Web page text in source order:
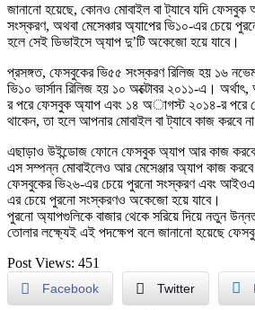
জানানো হয়েছে, কোনও মোবাইল বা ট্যাবে যদি
সংস্করণ, অথবা মেসেঞ্চার অ্যাপের ভি১০-এর চেয়ে
হলে সেই ডিভাইসে অ্যাপ দু’টি অকেজো হয়ে যাবে।
প্রসঙ্গত, ফেসবুকের ভি৫৫ সংস্করণ রিলিজ হয় ১৬
ভি১০ ভার্সান রিলিজ হয় ১০ অক্টোবর ২০১১-এ।
র পরে ফেসবুক অ্যাপ এবং ১৪ অাগস্ট ২০১৪-র পরে
থাকেন, তা হলে আপনার মোবাইল বা ট্যাবে কাজ করবে
এছাড়াও উইন্ডোজ ফোনে ফেসবুক অ্যাপ আর কাজ
এস সম্পন্ন মোবাইলেও আর মেসেঞ্জার অ্যাপ কাজ
ফেসবুকের ভি২৬-এর চেয়ে পুরনো সংস্করণ এবং
এর চেয়ে পুরনো সংস্করণও অকেজো হয়ে যাবে।
পুরনো অ্যাপগুলিকে বাজার থেকে সরিয়ে দিয়ে নতুন
তোলার লক্ষ্যেই এই পদক্ষেপ বলে জানানো হয়েছে
Post Views: 451
Facebook Twitter